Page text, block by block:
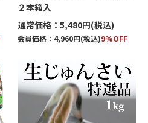
２本箱入
通常価格：5,480円(税込)
会員価格：4,960円(税込)9%OFF